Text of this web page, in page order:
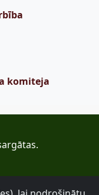
komiteja